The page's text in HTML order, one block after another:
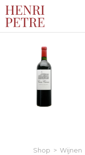
Shop > Wijnen